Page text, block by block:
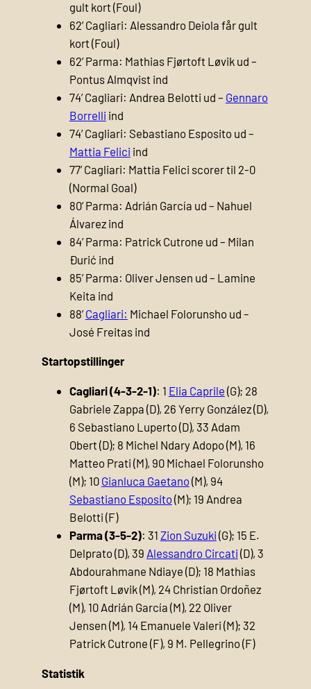
gult kort (Foul)
62’ Cagliari: Alessandro Deiola får gult
kort (Foul)
62’ Parma: Mathias Fjørtoft Løvik ud –
Pontus Almqvist ind
74’ Cagliari: Andrea Belotti ud – Gennaro
Borrelli ind
74’ Cagliari: Sebastiano Esposito ud –
Mattia Felici ind
77’ Cagliari: Mattia Felici scorer til 2-0
(Normal Goal)
80’ Parma: Adrián García ud – Nahuel
Álvarez ind
84’ Parma: Patrick Cutrone ud – Milan
Đurić ind
85’ Parma: Oliver Jensen ud – Lamine
Keita ind
88’Cagliari: Michael Folorunsho ud –
José Freitas ind
Startopstillinger
Cagliari (4-3-2-1): 1 Elia Caprile (G); 28
Gabriele Zappa (D), 26 Yerry González (D),
6 Sebastiano Luperto (D), 33 Adam
Obert (D); 8 Michel Ndary Adopo (M), 16
Matteo Prati (M), 90 Michael Folorunsho
(M); 10 Gianluca Gaetano (M), 94
Sebastiano Esposito (M); 19 Andrea
Belotti (F)
Parma (3-5-2): 31 Zion Suzuki (G); 15 E.
Delprato (D), 39 Alessandro Circati (D), 3
Abdourahmane Ndiaye (D); 18 Mathias
Fjørtoft Løvik (M), 24 Christian Ordoñez
(M), 10 Adrián García (M), 22 Oliver
Jensen (M), 14 Emanuele Valeri (M); 32
Patrick Cutrone (F), 9 M. Pellegrino (F)
Statistik